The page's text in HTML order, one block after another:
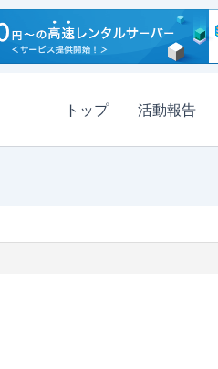
トップ 活動報告